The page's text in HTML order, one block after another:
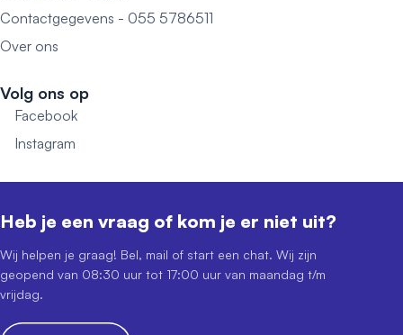
Contactgegevens - 055 5786511
Over ons
Volg ons op
Facebook
Instagram
Heb je een vraag of kom je er niet uit?
Wij helpen je graag! Bel, mail of start een chat. Wij zijn
geopend van 08:30 uur tot 17:00 uur van maandag t/m
vrijdag.